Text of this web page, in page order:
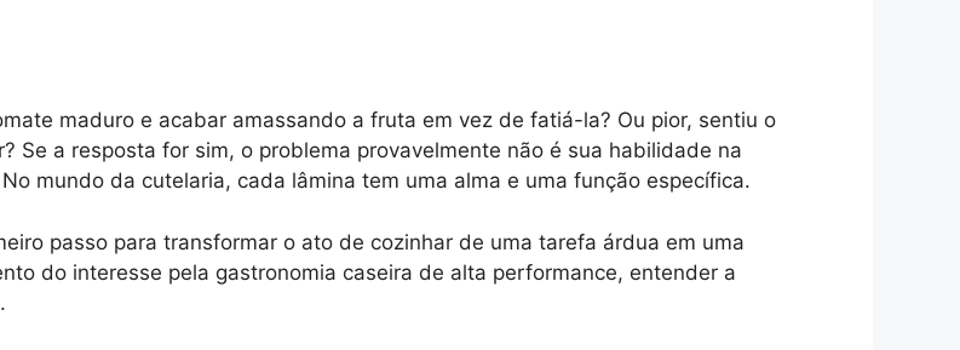
maduro e acabar amassando a fruta em vez de fatiá-la? Ou pior, sentiu o
Se a resposta for sim, o problema provavelmente não é sua habilidade na
mundo da cutelaria, cada lâmina tem uma alma e uma função específica.
passo para transformar o ato de cozinhar de uma tarefa árdua em uma
do interesse pela gastronomia caseira de alta performance, entender a